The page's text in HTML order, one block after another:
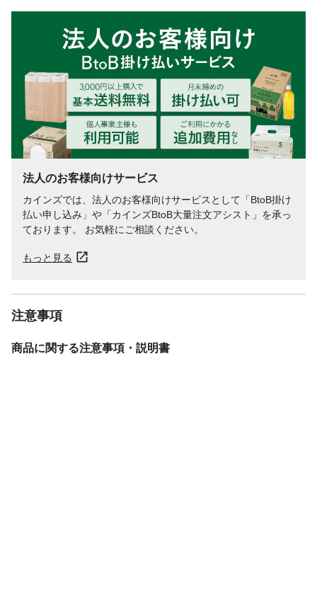
法人のお客様向けサービス
カインズでは、法人のお客様向けサービスとして「BtoB掛け
払い申し込み」や「カインズBtoB大量注文アシスト」を承っ
ております。 お気軽にご相談ください。
もっと見る
注意事項
商品に関する注意事項・説明書